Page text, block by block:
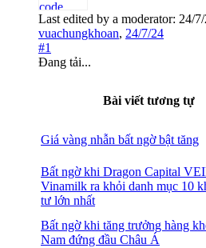
Last edited by a moderator: 24/
vuachungkhoan, 24/7/24
#1
Đang tải...
Bài viết tương tự
Giá vàng nhẫn bất ngờ bật tăng
Bất ngờ khi Dragon Capital
Vinamilk ra khỏi danh mục 10
tư lớn nhất
Bất ngờ khi tăng trưởng hàng
Nam đứng đầu Châu Á